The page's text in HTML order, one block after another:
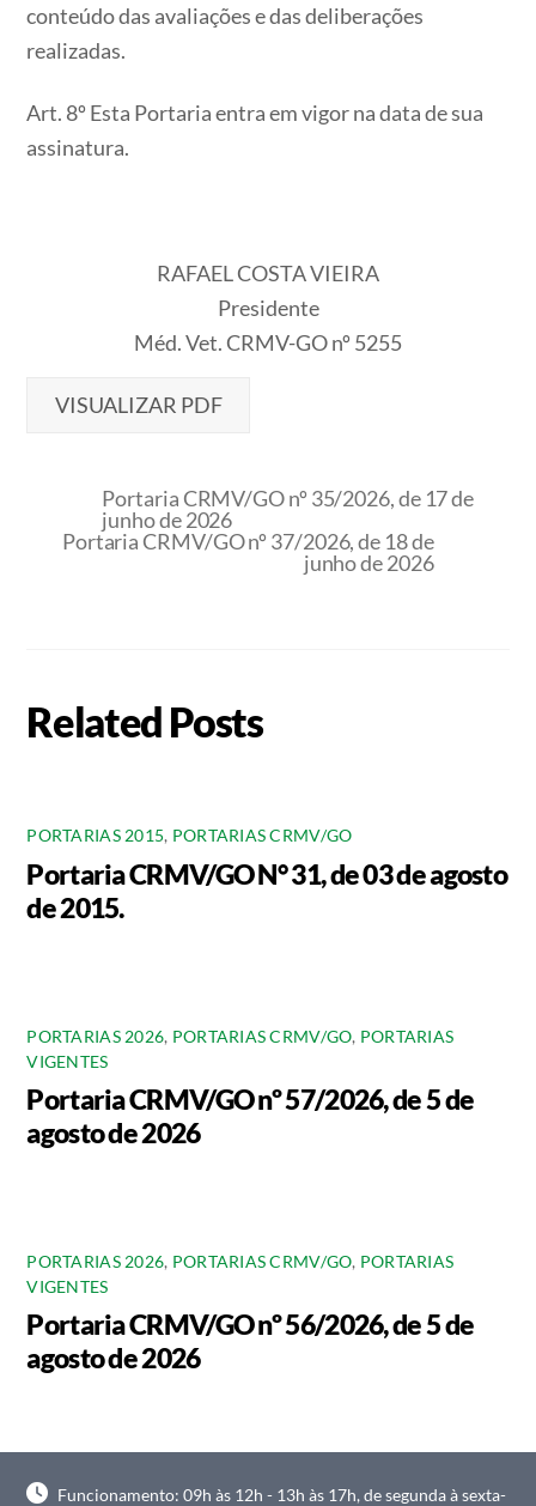
conteúdo das avaliações e das deliberações
realizadas.
Art. 8º Esta Portaria entra em vigor na data de sua
assinatura.
RAFAEL COSTA VIEIRA
Presidente
Méd. Vet. CRMV-GO nº 5255
VISUALIZAR PDF
Portaria CRMV/GO nº 35/2026, de 17 de
junho de 2026
Portaria CRMV/GO nº 37/2026, de 18 de
junho de 2026
Related Posts
PORTARIAS 2015, PORTARIAS CRMV/GO
Portaria CRMV/GO N° 31, de 03 de agosto
de 2015.
PORTARIAS 2026, PORTARIAS CRMV/GO, PORTARIAS
VIGENTES
Portaria CRMV/GO nº 57/2026, de 5 de
agosto de 2026
PORTARIAS 2026, PORTARIAS CRMV/GO, PORTARIAS
VIGENTES
Portaria CRMV/GO nº 56/2026, de 5 de
agosto de 2026
Funcionamento: 09h às 12h - 13h às 17h, de segunda à sexta-